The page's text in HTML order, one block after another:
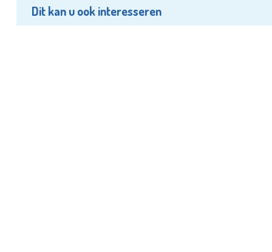
Dit kan u ook interesseren